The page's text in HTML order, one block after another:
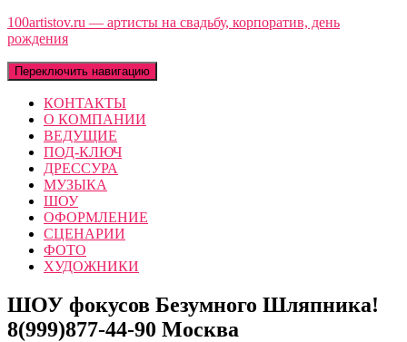
100artistov.ru — артисты на свадьбу, корпоратив, день
рождения
Переключить навигацию
КОНТАКТЫ
О КОМПАНИИ
ВЕДУЩИЕ
ПОД-КЛЮЧ
ДРЕССУРА
МУЗЫКА
ШОУ
ОФОРМЛЕНИЕ
СЦЕНАРИИ
ФОТО
ХУДОЖНИКИ
ШОУ фокусов Безумного Шляпника!
8(999)877-44-90 Москва